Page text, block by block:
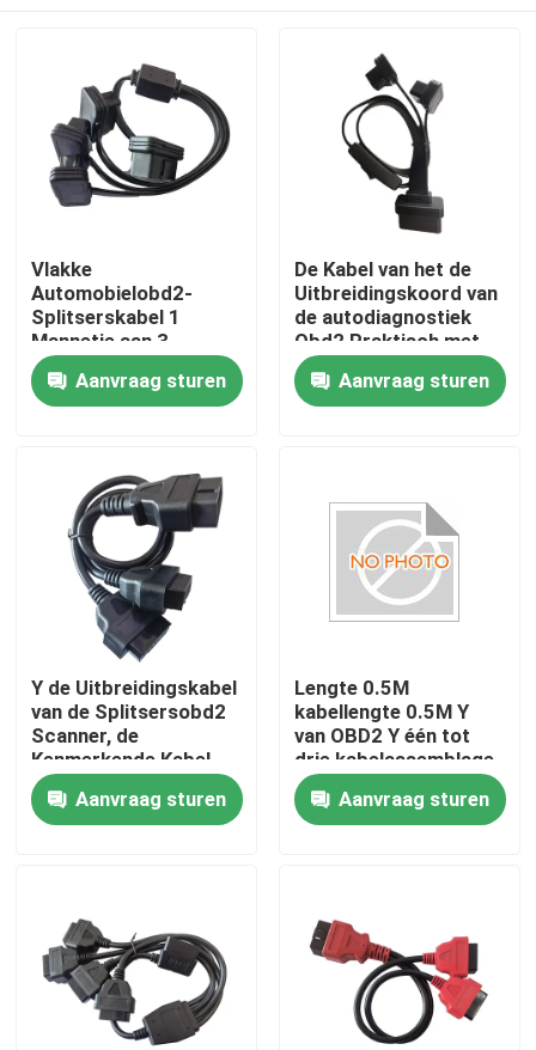
Huis
Ongeveer ons
Fabrieksreis
Kwaliteitscontrole
Contacteer ons
Verzoek om een Citaat
OBD2 schakelaarkabel
OBD2 uitbreidingskabel
Vlakke
Automobielobd2-
Splitserskabel 1
Mannetje aan 3
Vrouwelijke
Straighthead
Aanvraag sturen
De Kabel van het de
Uitbreidingskoord van
de autodiagnostiek
Obd2 Praktisch met
Schakelaar
Aanvraag sturen
Y de Uitbreidingskabel
van de Splitsersobd2
Scanner, de
Kenmerkende Kabel
van Obdii van
Registreertoestelapparaten
Aanvraag sturen
Lengte 0.5M
kabellengte 0.5M Y
van OBD2 Y één tot
drie kabelassemblage
voor autodiagnostiek
Aanvraag sturen